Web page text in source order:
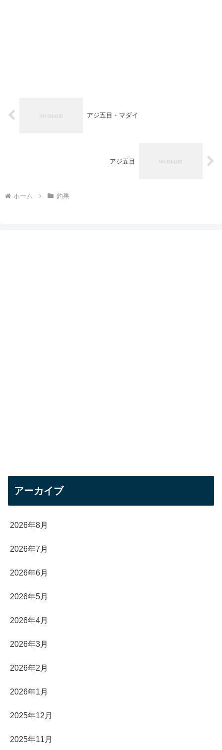
アジ五目・マダイ
アジ五目
ホーム 釣果
アーカイブ
2026年8月
2026年7月
2026年6月
2026年5月
2026年4月
2026年3月
2026年2月
2026年1月
2025年12月
2025年11月